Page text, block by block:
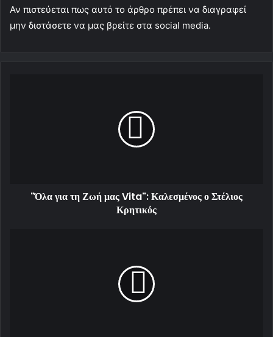
Αν πιστεύεται πως αυτό το άρθρο πρέπει να διαγραφεί
μην διστάσετε να μας βρείτε στα social media.
"Όλα για τη Ζωή μας Vita": Καλεσμένος ο Στέλιος
Κρητικός